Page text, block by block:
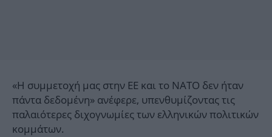
«Η συμμετοχή μας στην ΕΕ και το ΝΑΤΟ δεν ήταν
πάντα δεδομένη» ανέφερε, υπενθυμίζοντας τις
παλαιότερες διχογνωμίες των ελληνικών πολιτικών
κομμάτων.